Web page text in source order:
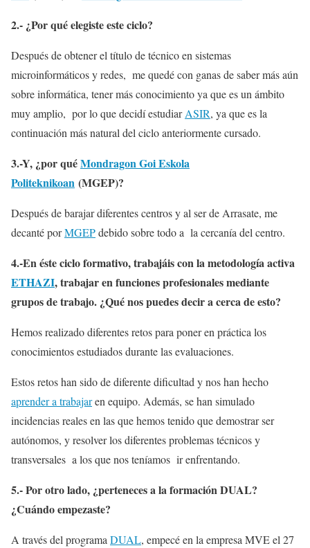
2.- ¿Por qué elegiste este ciclo?
Después de obtener el título de técnico en sistemas
microinformáticos y redes, me quedé con ganas de saber más aún
sobre informática, tener más conocimiento ya que es un ámbito
muy amplio, por lo que decidí estudiarASIR, ya que es la
continuación más natural del ciclo anteriormente cursado.
3.-Y, ¿por quéMondragon Goi Eskola
Politeknikoan (MGEP)?
Después de barajar diferentes centros y al ser de Arrasate, me
decanté porMGEPdebido sobre todo a la cercanía del centro.
4.-En éste ciclo formativo, trabajáis con la metodología activa
ETHAZI, trabajar en funciones profesionales mediante
grupos de trabajo. ¿Qué nos puedes decir a cerca de esto?
Hemos realizado diferentes retos para poner en práctica los
conocimientos estudiados durante las evaluaciones.
Estos retos han sido de diferente dificultad y nos han hecho
aprender a trabajaren equipo. Además, se han simulado
incidencias reales en las que hemos tenido que demostrar ser
autónomos, y resolver los diferentes problemas técnicos y
transversales a los que nos teníamos ir enfrentando.
5.- Por otro lado, ¿perteneces a la formación DUAL?
¿Cuándo empezaste?
A través del programa DUAL, empecé en la empresa MVE el 27